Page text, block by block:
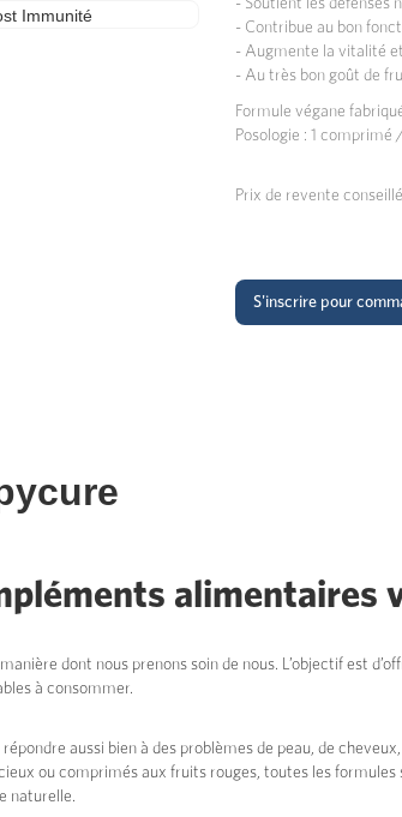
- Soutient les défenses
- Contribue au bon
- Augmente la vitalité
- Au très bon goût de
Formule végane
Posologie : 1 comprimé
Prix de revente
S'inscrire pour
alimentaires
dont nous prenons soin de nous. L’objectif est
à consommer.
aussi bien à des problèmes de peau, de
ou comprimés aux fruits rouges, toutes les
naturelle.